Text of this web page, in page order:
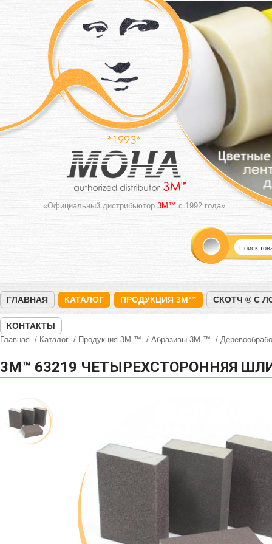
«Официальный дистрибьютор 3M™ с 1992 года»
ГЛАВНАЯ КАТАЛОГ ПРОДУКЦИЯ 3M™ СКОТЧ ® С
КОНТАКТЫ
Главная Каталог Продукция 3M ™ Абразивы 3М ™
3M™ 63219 ЧЕТЫРЕХСТОРОННЯЯ